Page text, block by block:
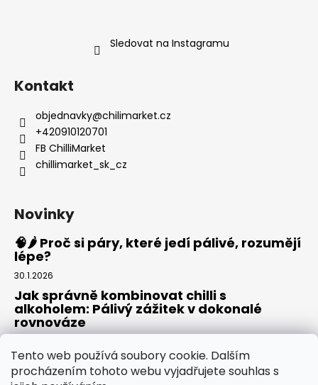
Tento web používá soubory cookie. Dalším
procházením tohoto webu vyjadřujete souhlas s
Sledovat na Instagramu
Kontakt
objednavky@chilimarket.cz
+420910120701
FB ChilliMarket
chillimarket_sk_cz
Novinky
🧠🌶️ Proč si páry, které jedí pálivé, rozumějí
lépe?
30.1.2026
Jak správně kombinovat chilli s
alkoholem: Pálivý zážitek v dokonalé
rovnováze
Rajská omáčka: Domácí základ pro pizzu,
těstoviny i omáčky